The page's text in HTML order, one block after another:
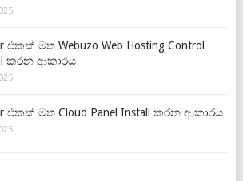
එකක් මත Webuzo Web Hosting Control
කරන ආකාරය
එකක් මත Cloud Panel Install කරන ආකාරය